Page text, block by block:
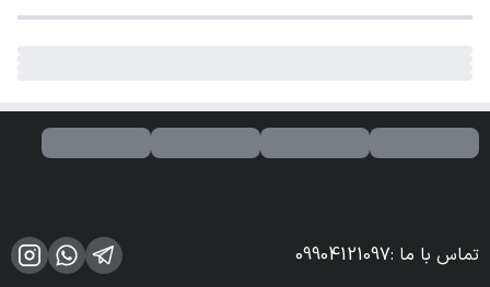
تماس با ما :
09904121097